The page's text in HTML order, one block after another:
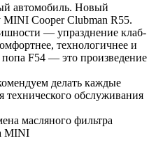
автомобиль. Новый
Cooper Clubman R55.
— упразднение клаб-
технологичнее и
F54 — это произведение
делать каждые
технического обслуживания
масляного фильтра
MINI